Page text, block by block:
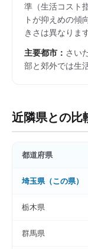
準（生活コスト
トが抑えめの傾
きさは異なります
主要都市： さい
部と郊外では生
近隣県との比
都道府県
埼玉県（この県）
栃木県
群馬県